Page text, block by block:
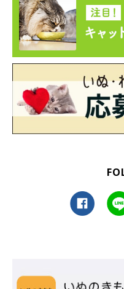
くつろいだり上下運動をし
トタワー。猫にとって欠か
けでなく見た目にもこだわ
SNSには今回ご紹介したも
ンのキャットタワーが投稿
ットタワーを探している人
※この記事は投稿者さまに